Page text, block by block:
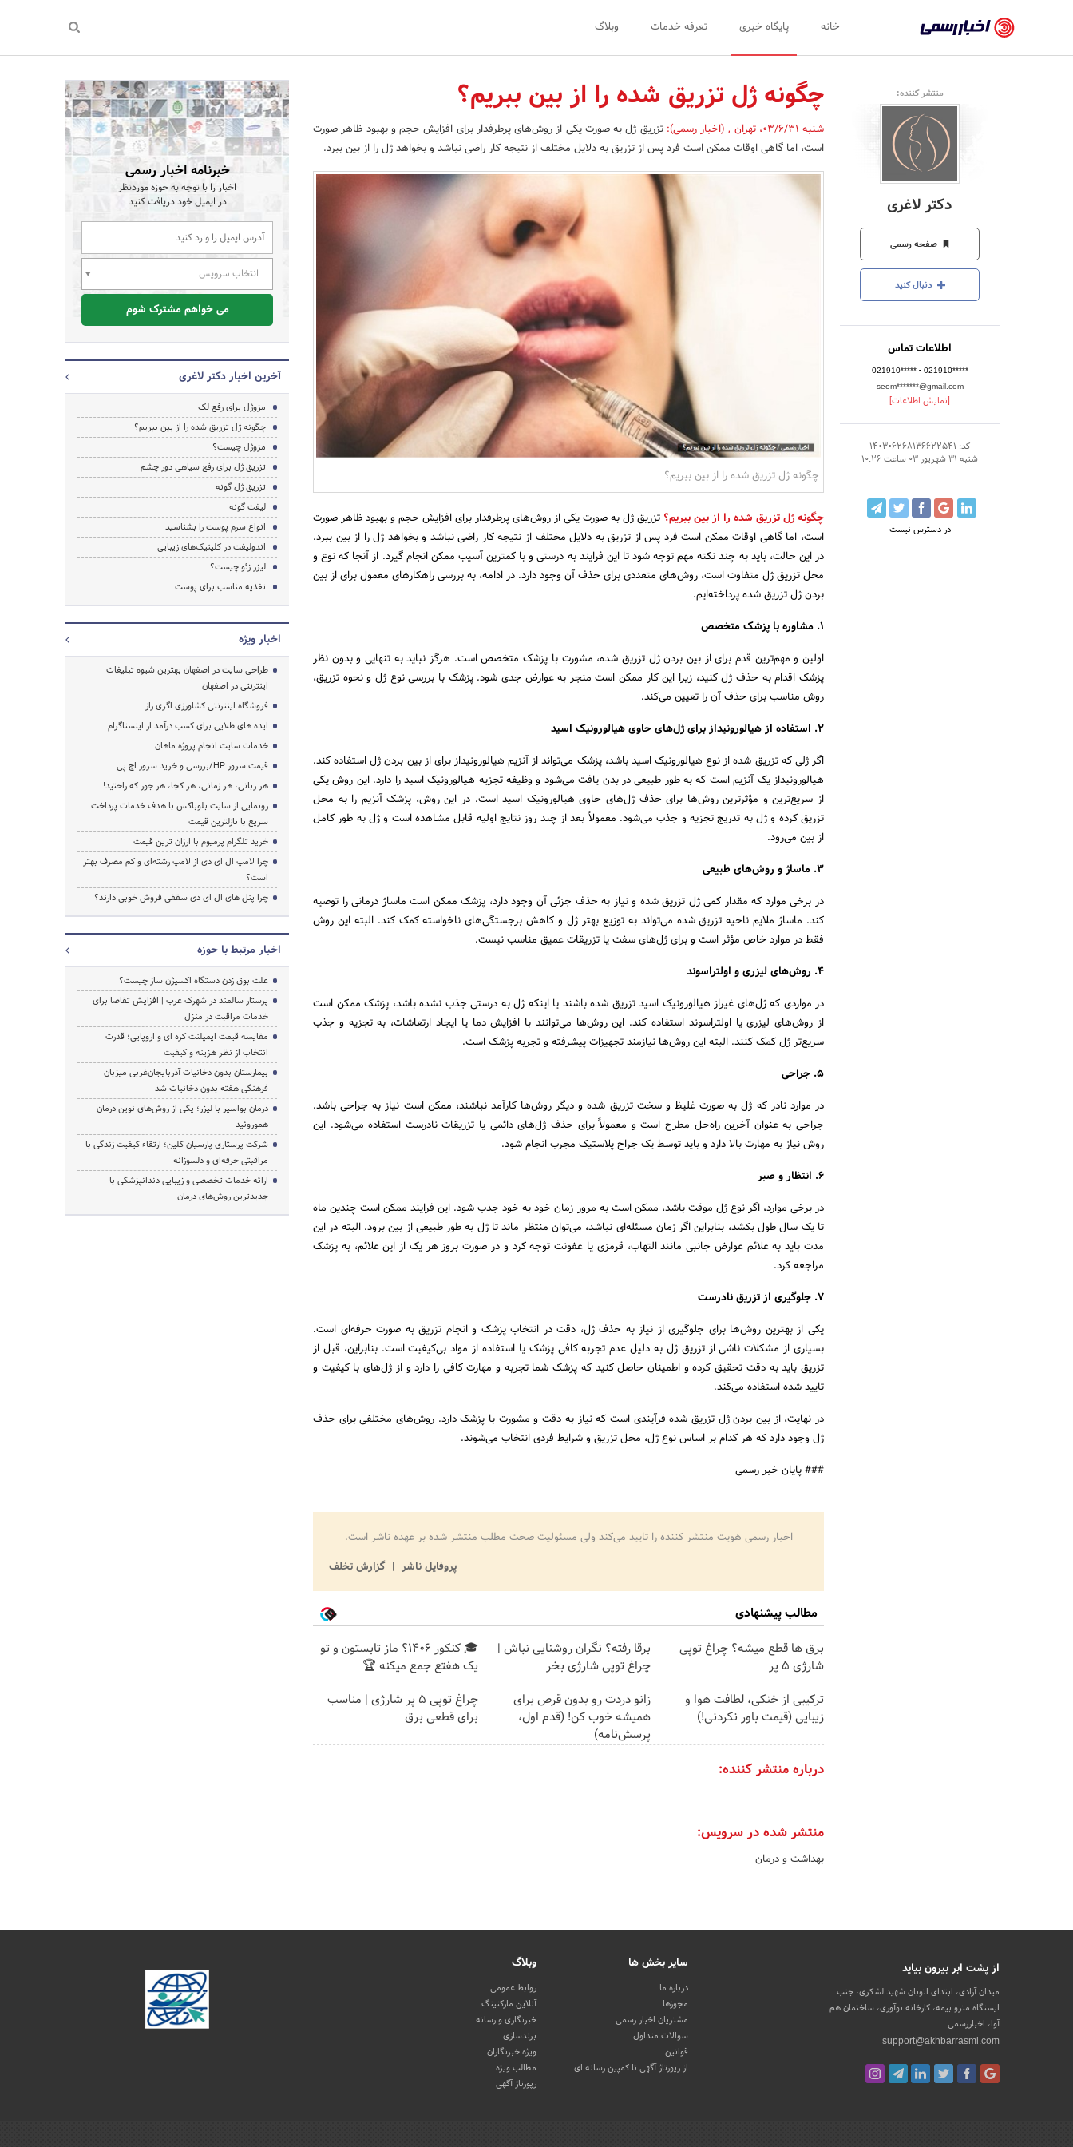
رسمی
-
اخبار
تایید
شده
شرکت‌ها،
سازمان‌ها
و
روابط
عمومی‌ها
خانه پایگاه خبری تعرفه خدمات وبلاگ
منتشر کننده:
دکتر لاغری
صفحه رسمی
دنبال کنید
اطلاعات تماس
021910***** - 021910*****
seom*******@gmail.com
[نمایش اطلاعات]
کد: 140306268136622541
شنبه 31 شهریور 03 ساعت 10:26
در دسترس نیست
چگونه ژل تزریق شده را از بین ببریم؟
شنبه 03/6/31 ،تهران ,(اخبار رسمی):تزریق ژل به صورت یکی از روش‌های پرطرفدار برای افزایش حجم و بهبود ظاهر صورت
است، اما گاهی اوقات ممکن است فرد پس از تزریق به دلایل مختلف از نتیجه کار راضی نباشد و بخواهد ژل را از بین ببرد.
چگونه ژل تزریق شده را از بین ببریم؟
چگونه ژل تزریق شده را از بین ببریم؟تزریق ژل به صورت یکی از روش‌های پرطرفدار برای افزایش حجم و بهبود ظاهر صورت
است، اما گاهی اوقات ممکن است فرد پس از تزریق به دلایل مختلف از نتیجه کار راضی نباشد و بخواهد ژل را از بین ببرد.
در این حالت، باید به چند نکته مهم توجه شود تا این فرایند به درستی و با کمترین آسیب ممکن انجام گیرد. از آنجا که نوع و
محل تزریق ژل متفاوت است، روش‌های متعددی برای حذف آن وجود دارد. در ادامه، به بررسی راهکارهای معمول برای از بین
بردن ژل تزریق شده پرداخته‌ایم.
1. مشاوره با پزشک متخصص
اولین و مهم‌ترین قدم برای از بین بردن ژل تزریق شده، مشورت با پزشک متخصص است. هرگز نباید به تنهایی و بدون نظر
پزشک اقدام به حذف ژل کنید، زیرا این کار ممکن است منجر به عوارض جدی شود. پزشک با بررسی نوع ژل و نحوه تزریق،
روش مناسب برای حذف آن را تعیین می‌کند.
2. استفاده از هیالورونیداز برای ژل‌های حاوی هیالورونیک اسید
اگر ژلی که تزریق شده از نوع هیالورونیک اسید باشد، پزشک می‌تواند از آنزیم هیالورونیداز برای از بین بردن ژل استفاده کند.
هیالورونیداز یک آنزیم است که به طور طبیعی در بدن یافت می‌شود و وظیفه تجزیه هیالورونیک اسید را دارد. این روش یکی
از سریع‌ترین و مؤثرترین روش‌ها برای حذف ژل‌های حاوی هیالورونیک اسید است. در این روش، پزشک آنزیم را به محل
تزریق کرده و ژل به تدریج تجزیه و جذب می‌شود. معمولاً بعد از چند روز نتایج اولیه قابل مشاهده است و ژل به طور کامل
از بین می‌رود.
3. ماساژ و روش‌های طبیعی
در برخی موارد که مقدار کمی ژل تزریق شده و نیاز به حذف جزئی آن وجود دارد، پزشک ممکن است ماساژ درمانی را توصیه
کند. ماساژ ملایم ناحیه تزریق شده می‌تواند به توزیع بهتر ژل و کاهش برجستگی‌های ناخواسته کمک کند. البته این روش
فقط در موارد خاص مؤثر است و برای ژل‌های سفت یا تزریقات عمیق مناسب نیست.
4. روش‌های لیزری و اولتراسوند
در مواردی که ژل‌های غیراز هیالورونیک اسید تزریق شده باشند یا اینکه ژل به درستی جذب نشده باشد، پزشک ممکن است
از روش‌های لیزری یا اولتراسوند استفاده کند. این روش‌ها می‌توانند با افزایش دما یا ایجاد ارتعاشات، به تجزیه و جذب
سریع‌تر ژل کمک کنند. البته این روش‌ها نیازمند تجهیزات پیشرفته و تجربه پزشک است.
5. جراحی
در موارد نادر که ژل به صورت غلیظ و سخت تزریق شده و دیگر روش‌ها کارآمد نباشند، ممکن است نیاز به جراحی باشد.
جراحی به عنوان آخرین راه‌حل مطرح است و معمولاً برای حذف ژل‌های دائمی یا تزریقات نادرست استفاده می‌شود. این
روش نیاز به مهارت بالا دارد و باید توسط یک جراح پلاستیک مجرب انجام شود.
6. انتظار و صبر
در برخی موارد، اگر نوع ژل موقت باشد، ممکن است به مرور زمان خود به خود جذب شود. این فرایند ممکن است چندین ماه
تا یک سال طول بکشد، بنابراین اگر زمان مسئله‌ای نباشد، می‌توان منتظر ماند تا ژل به طور طبیعی از بین برود. البته در این
مدت باید به علائم عوارض جانبی مانند التهاب، قرمزی یا عفونت توجه کرد و در صورت بروز هر یک از این علائم، به پزشک
مراجعه کرد.
7. جلوگیری از تزریق نادرست
یکی از بهترین روش‌ها برای جلوگیری از نیاز به حذف ژل، دقت در انتخاب پزشک و انجام تزریق به صورت حرفه‌ای است.
بسیاری از مشکلات ناشی از تزریق ژل به دلیل عدم تجربه کافی پزشک یا استفاده از مواد بی‌کیفیت است. بنابراین، قبل از
تزریق باید به دقت تحقیق کرده و اطمینان حاصل کنید که پزشک شما تجربه و مهارت کافی را دارد و از ژل‌های با کیفیت و
تایید شده استفاده می‌کند.
در نهایت، از بین بردن ژل تزریق شده فرآیندی است که نیاز به دقت و مشورت با پزشک دارد. روش‌های مختلفی برای حذف
ژل وجود دارد که هر کدام بر اساس نوع ژل، محل تزریق و شرایط فردی انتخاب می‌شوند.
### پایان خبر رسمی
اخبار رسمی هویت منتشر کننده را تایید می‌کند ولی مسئولیت صحت مطلب منتشر شده بر عهده ناشر است.
پروفایل ناشر
گزارش تخلف
مطالب پیشنهادی
برق ها قطع میشه؟ چراغ توپی
شارژی ۵ پر
برقا رفته؟ نگران روشنایی نباش |
چراغ توپی شارژی بخر
🎓 کنکور ۱۴۰6؟ ماز تابستون و تو
یک هفتع جمع میکنه 🏆
ترکیبی از خنکی، لطافت هوا و
زیبایی (قیمت باور نکردنی!)
زانو دردت رو بدون قرص برای
همیشه خوب کن! (قدم اول،
پرسش‌نامه)
چراغ توپی 5 پر شارژی | مناسب
برای قطعی برق
درباره منتشر کننده:
منتشر شده در سرویس:
بهداشت و درمان
خبرنامه اخبار رسمی
اخبار را با توجه به حوزه موردنظر
در ایمیل خود دریافت کنید
انتخاب سرویس
می خواهم مشترک شوم
آخرین اخبار دکتر لاغری
مزوژل برای رفع لک
چگونه ژل تزریق شده را از بین ببریم؟
مزوژل چیست؟
تزریق ژل برای رفع سیاهی دور چشم
تزریق ژل گونه
لیفت گونه
انواع سرم پوست را بشناسید
اندولیفت در کلینیک‌های زیبایی
لیزر زئو چیست؟
تغذیه مناسب برای پوست
اخبار ویژه
طراحی سایت در اصفهان بهترین شیوه تبلیغات
اینترنتی در اصفهان
فروشگاه اینترنتی کشاورزی اگری راز
ایده های طلایی برای کسب درآمد از اینستاگرام
خدمات سایت انجام پروژه ماهان
قیمت سرور HP/بررسی و خرید سرور اچ پی
هر زبانی، هر زمانی، هر کجا، هر جور که راحتید!
رونمایی از سایت بلوباکس با هدف خدمات پرداخت
سریع با نازلترین قیمت
خرید تلگرام پرمیوم با ارزان ترین قیمت
چرا لامپ ال ای دی از لامپ رشته‌ای و کم مصرف بهتر
است؟
چرا پنل های ال ای دی سقفی فروش خوبی دارند؟
اخبار مرتبط با حوزه
علت بوق زدن دستگاه اکسیژن ساز چیست؟
پرستار سالمند در شهرک غرب | افزایش تقاضا برای
خدمات مراقبت در منزل
مقایسه قیمت ایمپلنت کره ای و اروپایی؛ قدرت
انتخاب از نظر هزینه و کیفیت
بیمارستان بدون دخانیات آذربایجان‌غربی میزبان
فرهنگی هفته بدون دخانیات شد
درمان بواسیر با لیزر؛ یکی از روش‌های نوین درمان
هموروئید
شرکت پرستاری پارسیان کلین؛ ارتقاء کیفیت زندگی با
مراقبتی حرفه‌ای و دلسوزانه
ارائه خدمات تخصصی و زیبایی دندانپزشکی با
جدیدترین روش‌های درمان
از پشت ابر بیرون بیاید
میدان آزادی، ابتدای اتوبان شهید لشکری، جنب
ایستگاه مترو بیمه، کارخانه نوآوری، ساختمان هم
آوا، اخباررسمی
support@akhbarrasmi.com
سایر بخش ها
درباره ما
مجوزها
مشتریان اخبار رسمی
سوالات متداول
قوانین
از رپورتاژ آگهی تا کمپین رسانه ای
وبلاگ
روابط عمومی
آنلاین مارکتینگ
خبرنگاری و رسانه
برندسازی
ویژه خبرنگاران
مطالب ویژه
رپورتاژ آگهی